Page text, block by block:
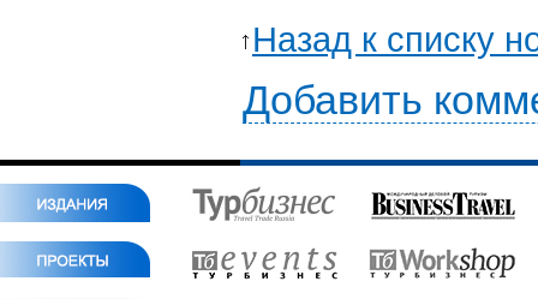
Назад к списку
Добавить